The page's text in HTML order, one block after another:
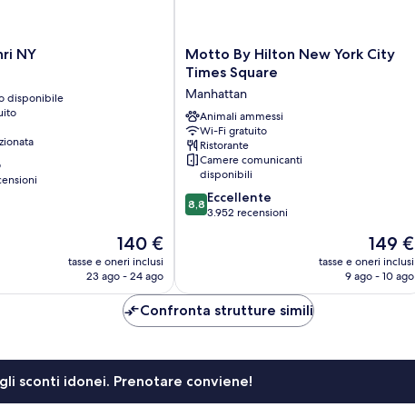
NY
disponibile
Il
prezzo
attuale
140 €
140 €
tasse e oneri inclusi
23 ago - 24 ago
Motto
By
New
York
City
Times
Square
Manhattan
Motto By Hilton New York City
Times Square
Manhattan
Animali ammessi
Wi-Fi gratuito
Ristorante
Camere comunicanti
disponibili
8.8
su
8,8 Eccellente
3.952 recensioni
Il
prezzo
attuale
149 €
tasse e oneri inclusi
9 ago - 10 ago
Confronta strutture simili
sconti idonei. Prenotare conviene!